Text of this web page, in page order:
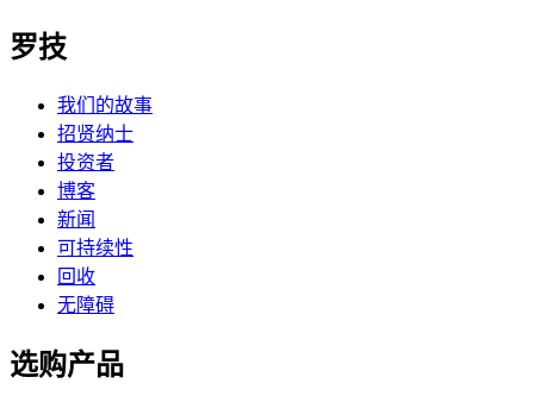
罗技
我们的故事
招贤纳士
投资者
博客
新闻
可持续性
回收
无障碍
选购产品